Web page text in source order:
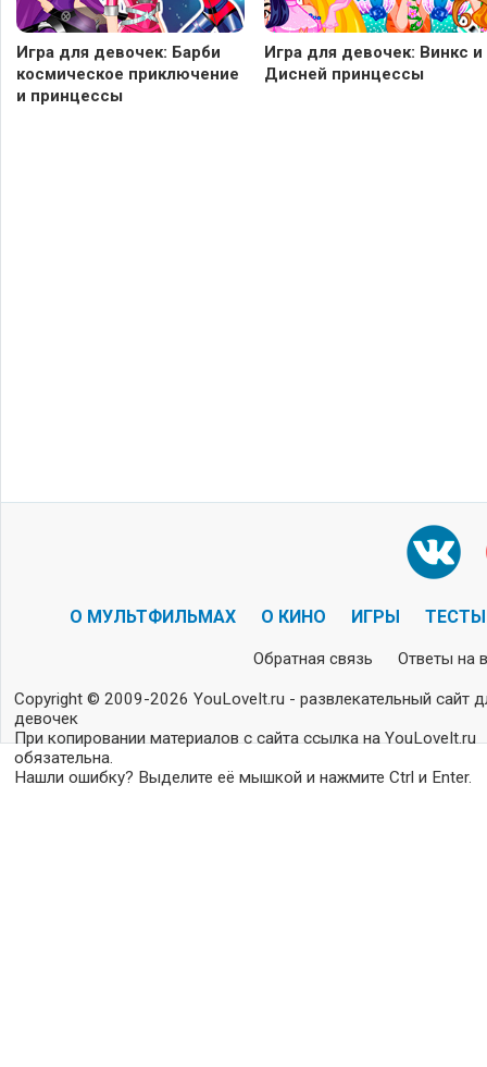
Игра для девочек: Барби
космическое приключение
и принцессы
Игра для девочек: Винкс и
Дисней принцессы
О МУЛЬТФИЛЬМАХ О КИНО ИГРЫ ТЕСТЫ
Обратная связь Ответы на
Copyright © 2009-2026 YouLoveIt.ru - развлекательный сайт
девочек
При копировании материалов с сайта ссылка на YouLoveIt.ru
обязательна.
Нашли ошибку? Выделите её мышкой и нажмите Ctrl и Enter.